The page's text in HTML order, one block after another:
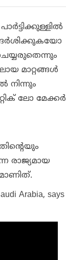
മാറ്റങ്ങള്‍
നിന്നും
ലോ മേക്കര്‍
രാജ്യമായ
Arabia, says